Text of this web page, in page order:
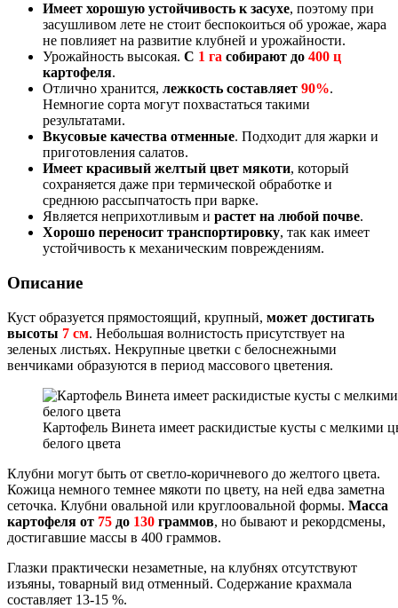
Имеет хорошую устойчивость к засухе, поэтому при
засушливом лете не стоит беспокоиться об урожае, жара
не повлияет на развитие клубней и урожайности.
Урожайность высокая. С 1 га собирают до 400 ц
картофеля.
Отлично хранится, лежкость составляет 90%.
Немногие сорта могут похвастаться такими
результатами.
Вкусовые качества отменные. Подходит для жарки и
приготовления салатов.
Имеет красивый желтый цвет мякоти, который
сохраняется даже при термической обработке и
среднюю рассыпчатость при варке.
Является неприхотливым и растет на любой почве.
Хорошо переносит транспортировку, так как имеет
устойчивость к механическим повреждениям.
Описание
Куст образуется прямостоящий, крупный, может достигать
высоты 7 см. Небольшая волнистость присутствует на
зеленых листьях. Некрупные цветки с белоснежными
венчиками образуются в период массового цветения.
Картофель Винета имеет раскидистые кусты с мелкими
белого цвета
Клубни могут быть от светло-коричневого до желтого цвета.
Кожица немного темнее мякоти по цвету, на ней едва заметна
сеточка. Клубни овальной или круглоовальной формы. Масса
картофеля от 75 до 130 граммов, но бывают и рекордсмены,
достигавшие массы в 400 граммов.
Глазки практически незаметные, на клубнях отсутствуют
изъяны, товарный вид отменный. Содержание крахмала
составляет 13-15 %.